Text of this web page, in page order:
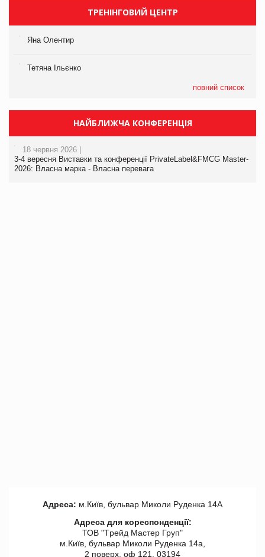
ТРЕНІНГОВИЙ ЦЕНТР
Яна Олентир
Тетяна Ільєнко
повний список
НАЙБЛИЖЧА КОНФЕРЕНЦІЯ
18 червня 2026 |
3-4 вересня Виставки та конференції PrivateLabel&FMCG Master-
2026: Власна марка - Власна перевага
Адреса: м.Київ, бульвар Миколи Руденка 14А
Адреса для кореспонденції:
ТОВ "Tрейд Мастер Груп"
м.Київ, бульвар Миколи Руденка 14а,
2 поверх, оф 121, 03194